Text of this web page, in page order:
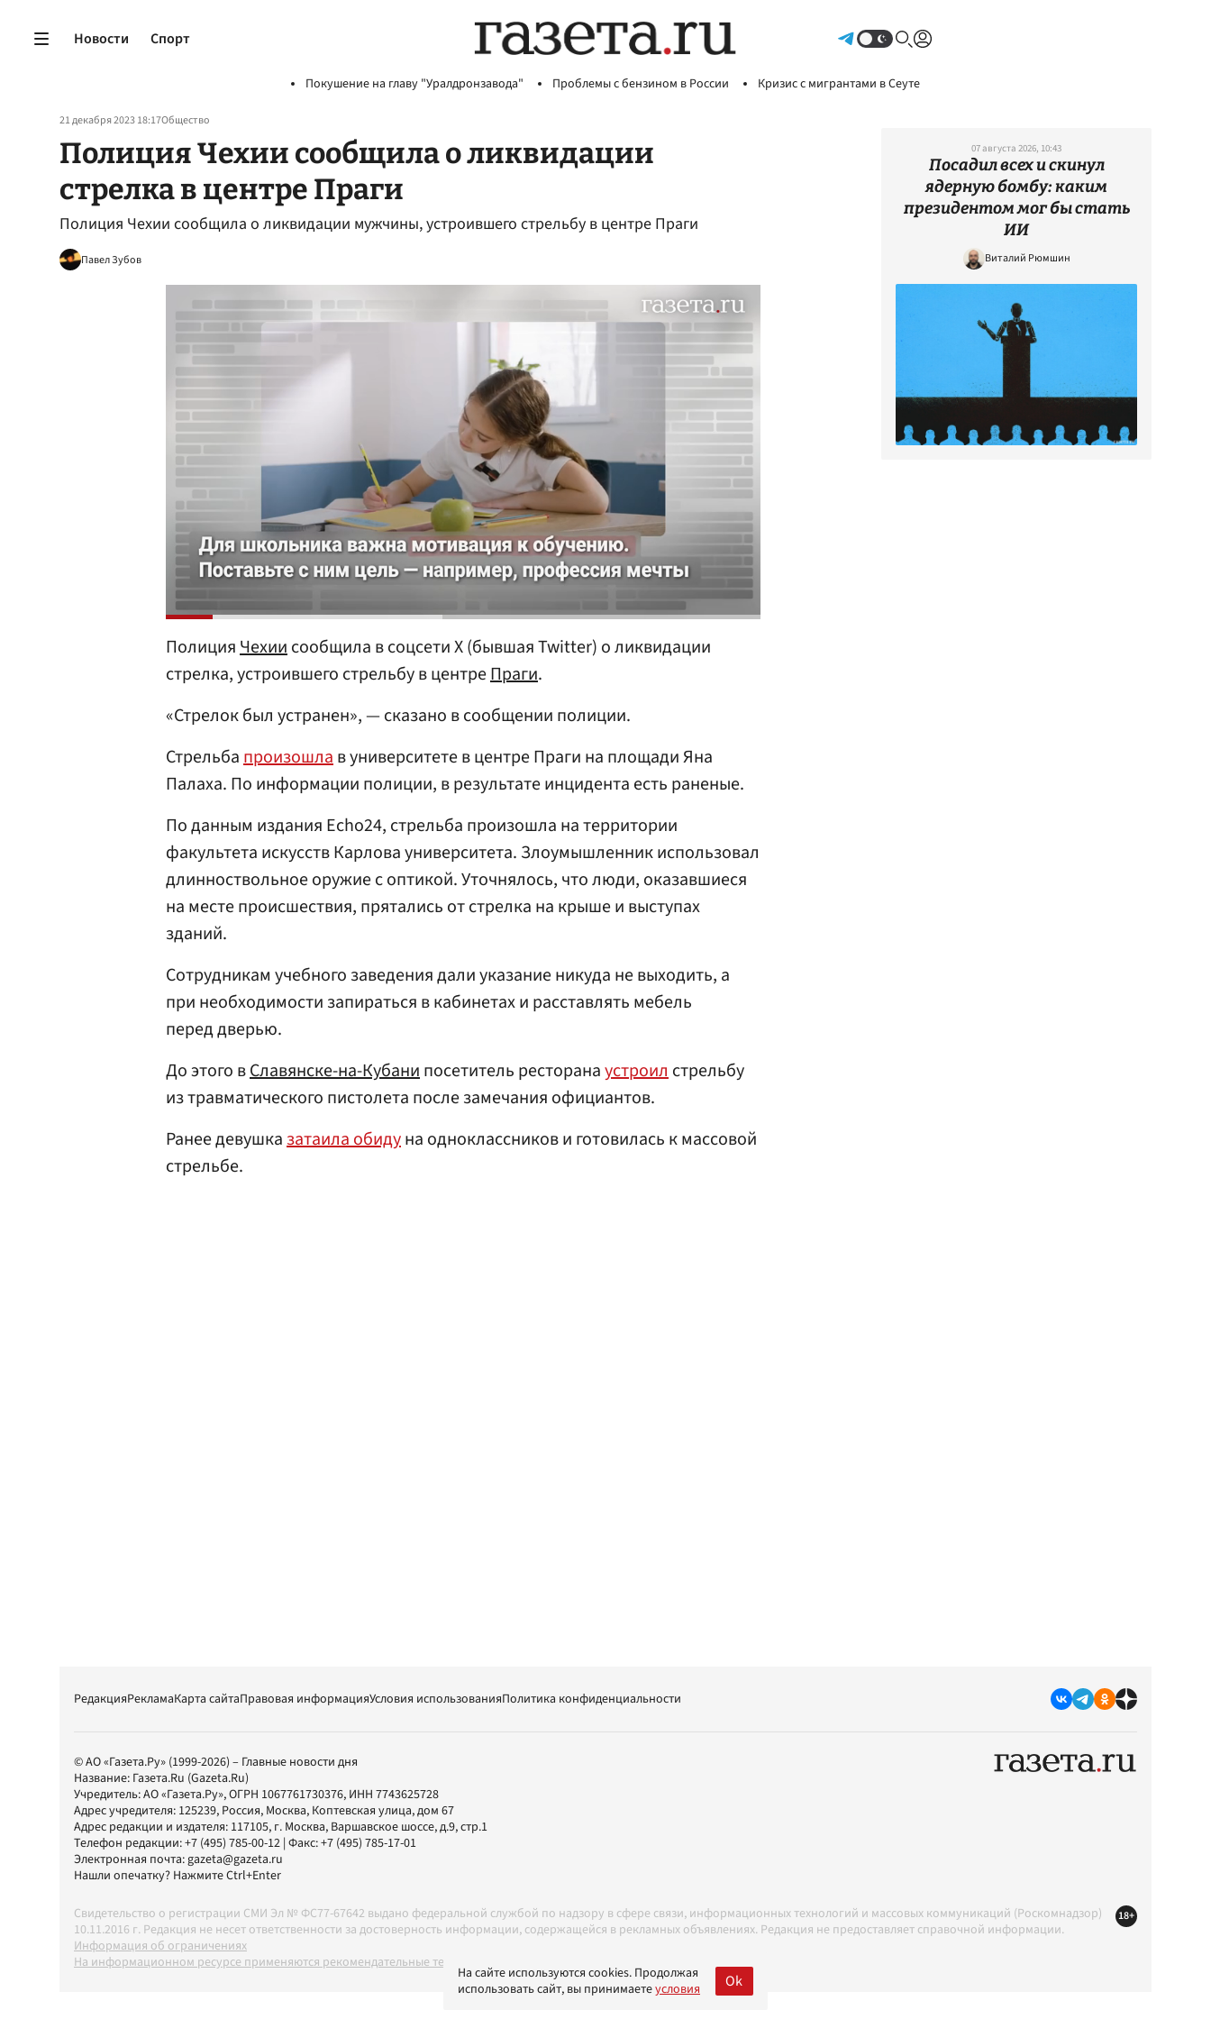
Новости Спорт
Покушение на главу "Уралдронзавода" Проблемы с бензином в России Кризис с мигрантами в Сеуте
21 декабря 2023 18:17Общество
Полиция Чехии сообщила о ликвидации
стрелка в центре Праги
Полиция Чехии сообщила о ликвидации мужчины, устроившего стрельбу в центре Праги
Павел Зубов
ПолицияЧехиисообщила в соцсети X (бывшая Twitter) о ликвидации
стрелка, устроившего стрельбу в центреПраги.
«Стрелок был устранен», — сказано в сообщении полиции.
Стрельбапроизошлав университете в центре Праги на площади Яна
Палаха. По информации полиции, в результате инцидента есть раненые.
По данным издания Echo24, стрельба произошла на территории
факультета искусств Карлова университета. Злоумышленник использовал
длинноствольное оружие с оптикой. Уточнялось, что люди, оказавшиеся
на месте происшествия, прятались от стрелка на крыше и выступах
зданий.
Сотрудникам учебного заведения дали указание никуда не выходить, а
при необходимости запираться в кабинетах и ​​расставлять мебель
перед дверью.
До этого вСлавянске-на-Кубанипосетитель ресторанаустроилстрельбу
из травматического пистолета после замечания официантов.
Ранее девушказатаила обидуна одноклассников и готовилась к массовой
стрельбе.
07 августа 2026, 10:43
Посадил всех и скинул
ядерную бомбу: каким
президентом мог бы стать
ИИ
Виталий Рюмшин
РедакцияРекламаКарта сайтаПравовая информацияУсловия использованияПолитика конфиденциальности
© АО «Газета.Ру» (1999-2026) – Главные новости дня
Название: Газета.Ru (Gazeta.Ru)
Учредитель:АО «Газета.Ру», ОГРН 1067761730376, ИНН 7743625728
Адрес учредителя: 125239, Россия, Москва, Коптевская улица, дом 67
Адрес редакции и издателя: 117105, г. Москва, Варшавское шоссе, д.9, стр.1
Телефон редакции:+7 (495) 785-00-12 | Факс:+7 (495) 785-17-01
Электронная почта:gazeta@gazeta.ru
Нашли опечатку? Нажмите Ctrl+Enter
Свидетельство о регистрации СМИ Эл № ФС77-67642 выдано федеральной службой по надзору в сфере связи, информационных технологий и массовых коммуникаций (Роскомнадзор)
10.11.2016 г. Редакция не несет ответственности за достоверность информации, содержащейся в рекламных объявлениях. Редакция не предоставляет справочной информации.
Информация об ограничениях
На информационном ресурсе применяются рекомендательные технологии в соответствии с Правилами
18+
На сайте используются cookies. Продолжая
использовать сайт, вы принимаетеусловия Ok